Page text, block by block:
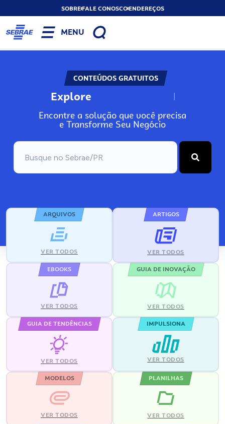
SOBREFALE CONOSCOENDEREÇOS
MENU
CONTEÚDOS GRATUITOS
Explore N
Encontre a solução que você precisa
e Transforme Seu Negócio
ARQUIVOS
VER TODOS
ARTIGOS
VER TODOS
EBOOKS
VER TODOS
GUIA DE INOVAÇÃO
VER TODOS
GUIA DE TENDÊNCIAS
VER TODOS
IMPULSIONA
VER TODOS
MODELOS
VER TODOS
PLANILHAS
VER TODOS